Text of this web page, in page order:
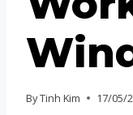
ByTinh Kim 17/05/